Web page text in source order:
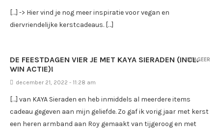
[…] -> Hier vind je nog meer inspiratie voor vegan en
diervriendelijke kerstcadeaus. […]
DE FEESTDAGEN VIER JE MET KAYA SIERADEN (INCL.
WIN ACTIE)!
december 21, 2022 - 11:28 am
[…] van KAYA Sieraden en heb inmiddels al meerdere items
cadeau gegeven aan mijn geliefde. Zo gaf ik vorig jaar met kerst
een heren armband aan Roy gemaakt van tijgeroog en met
REAGEER